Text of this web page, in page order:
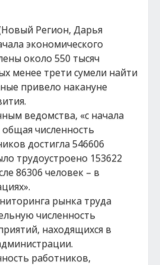
Регион, Дарья
экономического
около 550 тысяч
менее трети сумели найти
привело накануне
ведомства, «с начала
общая численность
достигла 546606
трудоустроено 153622
86306 человек – в
рынка труда
численность
находящихся в
работников,